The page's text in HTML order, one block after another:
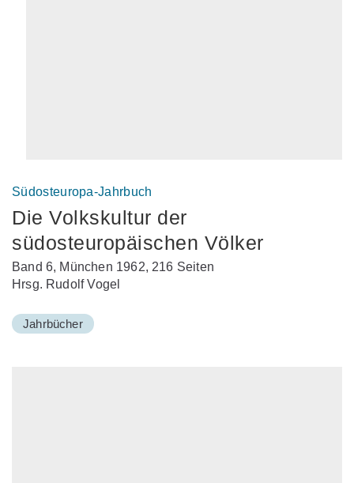
Südosteuropa-Jahrbuch
Die Volkskultur der
südosteuropäischen Völker
Band 6, München 1962, 216 Seiten
Hrsg. Rudolf Vogel
Jahrbücher